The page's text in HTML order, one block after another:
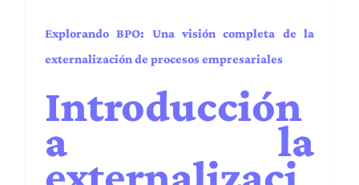
Explorando BPO: Una visión completa de la
externalización de procesos empresariales
Introducción
a la